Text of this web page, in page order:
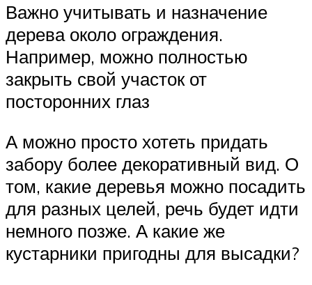
Важно учитывать и назначение
дерева около ограждения.
Например, можно полностью
закрыть свой участок от
посторонних глаз
А можно просто хотеть придать
забору более декоративный вид. О
том, какие деревья можно посадить
для разных целей, речь будет идти
немного позже. А какие же
кустарники пригодны для высадки?